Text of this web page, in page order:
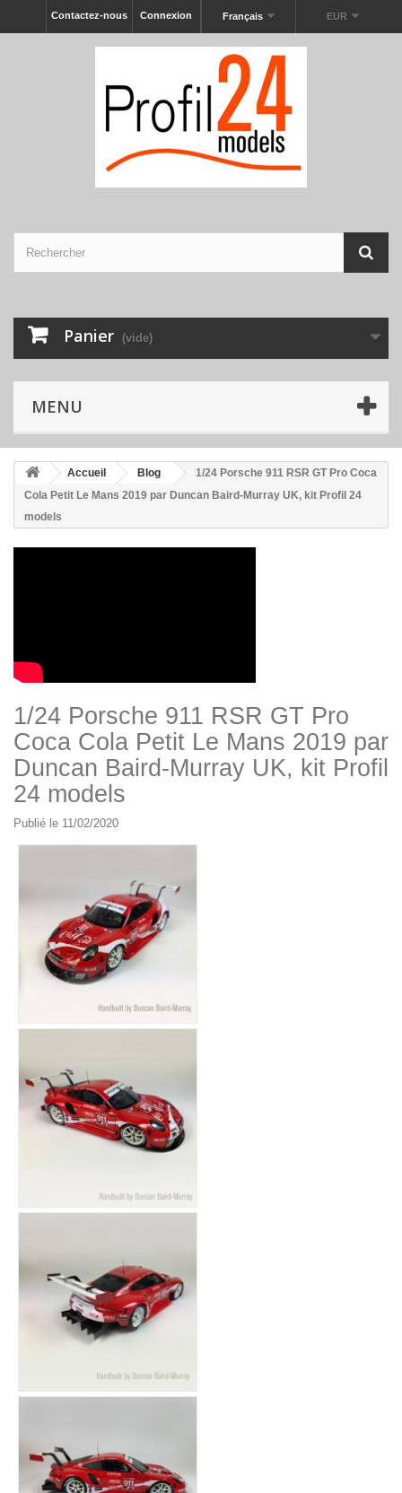
EUR
Français
Connexion
Contactez-nous
Panier (vide)
MENU
Accueil Blog
1/24 Porsche 911 RSR GT Pro Coca
Cola Petit Le Mans 2019 par Duncan Baird-Murray UK, kit Profil 24
models
1/24 Porsche 911 RSR GT Pro
Coca Cola Petit Le Mans 2019 par
Duncan Baird-Murray UK, kit Profil
24 models
Publié le 11/02/2020